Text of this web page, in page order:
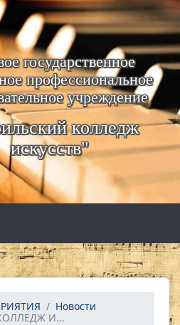
государственное
профессиональное
учреждение
колледж
искусств"
Новости
И...